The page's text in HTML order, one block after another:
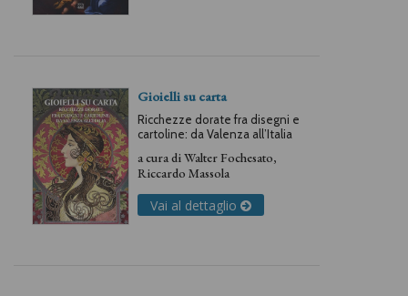
Gioielli su carta
Ricchezze dorate fra disegni e
cartoline: da Valenza all’Italia
a cura diWalter Fochesato,
Riccardo Massola
Vai al dettaglio